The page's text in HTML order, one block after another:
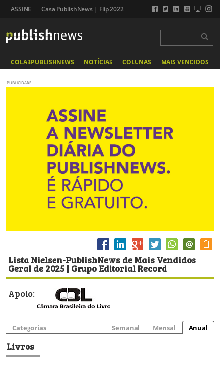
ASSINE Casa PublishNews | Flip 2022
COLABPUBLISHNEWS NOTÍCIAS COLUNAS MAIS VENDIDOS
PUBLICIDADE
Lista Nielsen-PublishNews de Mais Vendidos
Geral de 2025 | Grupo Editorial Record
Apoio:
Categorias Semanal Mensal Anual
Livros